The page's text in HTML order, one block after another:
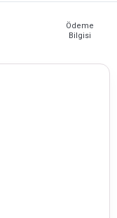
Ödeme
Bilgisi